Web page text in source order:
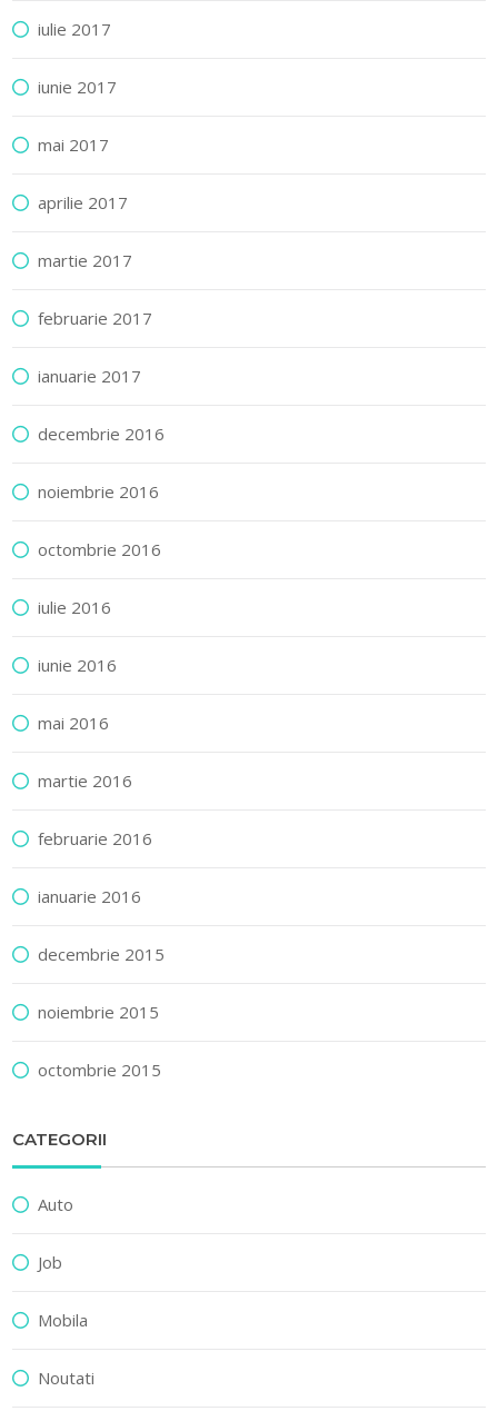
iulie 2017
iunie 2017
mai 2017
aprilie 2017
martie 2017
februarie 2017
ianuarie 2017
decembrie 2016
noiembrie 2016
octombrie 2016
iulie 2016
iunie 2016
mai 2016
martie 2016
februarie 2016
ianuarie 2016
decembrie 2015
noiembrie 2015
octombrie 2015
CATEGORII
Auto
Job
Mobila
Noutati